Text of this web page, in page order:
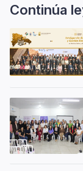
Continúa